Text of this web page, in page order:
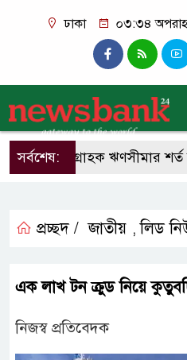
ঢাকা ০৩:৩৪
সর্বশেষ:
একক গ্রাহক ঋণসীমার শর্ত
প্রচ্ছদ / জাতীয় ,লিড
এক লাখ টন ক্রুড নিয়ে
নিজস্ব প্রতিবেদক